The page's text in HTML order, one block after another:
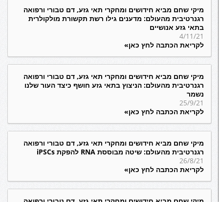
מיקי שחם מביא חידושים ומחקרי תאי גזע, דם טבורי ורפואה
רגנרטיבית מהעולם: מדענים גילו רשת תקשורת מולקולרית
בתאי גזע אנושיים
4/11/21
לקריאת הכתבה לחץ כאן»
מיקי שחם מביא חידושים ומחקרי תאי גזע, דם טבורי ורפואה
רגנרטיבית מהעולם: הניצוץ בתאי גזע חושף כיצד העור שלנו
נשמר
25/9/21
לקריאת הכתבה לחץ כאן»
מיקי שחם מביא חידושים ומחקרי תאי גזע, דם טבורי ורפואה
רגנרטיבית מהעולם: שיטה מבוססת RNA להפקת iPSCs
26/8/21
לקריאת הכתבה לחץ כאן»